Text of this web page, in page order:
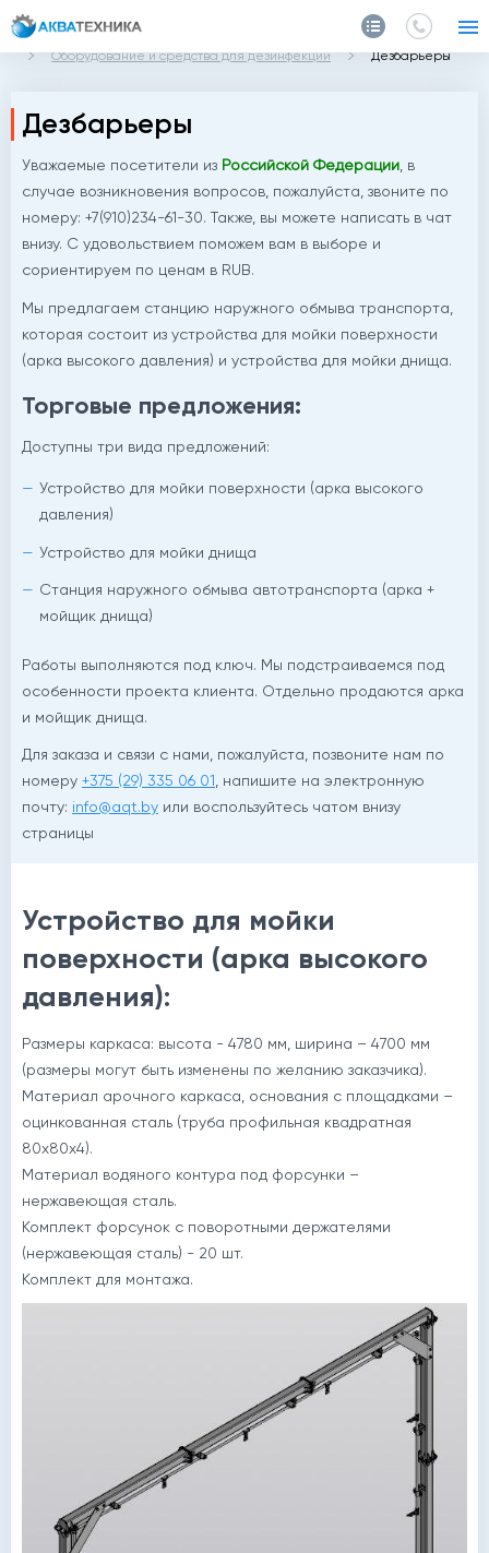
Главная
Каталог
Оборудование и средства для дезинфекции
Дезбарьеры
Дезбарьеры
Уважаемые посетители из Российской Федерации, в
случае возникновения вопросов, пожалуйста, звоните по
номеру: +7(910)234-61-30. Также, вы можете написать в чат
внизу. С удовольствием поможем вам в выборе и
сориентируем по ценам в RUB.
Мы предлагаем станцию наружного обмыва транспорта,
которая состоит из устройства для мойки поверхности
(арка высокого давления) и устройства для мойки днища.
Торговые предложения:
Доступны три вида предложений:
Устройство для мойки поверхности (арка высокого
давления)
Устройство для мойки днища
Станция наружного обмыва автотранспорта (арка +
мойщик днища)
Работы выполняются под ключ. Мы подстраиваемся под
особенности проекта клиента. Отдельно продаются арка
и мойщик днища.
Для заказа и связи с нами, пожалуйста, позвоните нам по
номеру +375 (29) 335 06 01, напишите на электронную
почту: info@aqt.by или воспользуйтесь чатом внизу
страницы
Устройство для мойки
поверхности (арка высокого
давления):
Размеры каркаса: высота - 4780 мм, ширина – 4700 мм
(размеры могут быть изменены по желанию заказчика).
Материал арочного каркаса, основания с площадками –
оцинкованная сталь (труба профильная квадратная
80х80х4).
Материал водяного контура под форсунки –
нержавеющая сталь.
Комплект форсунок с поворотными держателями
(нержавеющая сталь) - 20 шт.
Комплект для монтажа.